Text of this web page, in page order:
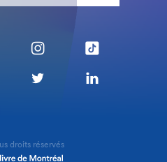
droits réservés